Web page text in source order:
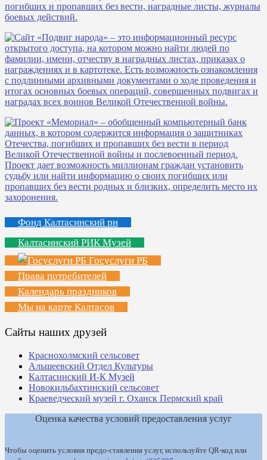
Фонд Калтасинский рн
Калтасинский РИК Музей
Госуслуги РБ
Права потребителей
Календарь праздников
Мы на карте Калтасов
Сайты наших друзей
Краснохолмский сельсовет
Альшеевский Отдел Культуры
Калтасинский И-К Музей
Новокильбахтинский сельсовет
Краеведческий музей г. Оханск Пермский край
Оценка качества условий предоставления услуг
Чтобы оценить условия предо-ставления услуг, используйте QR-код или